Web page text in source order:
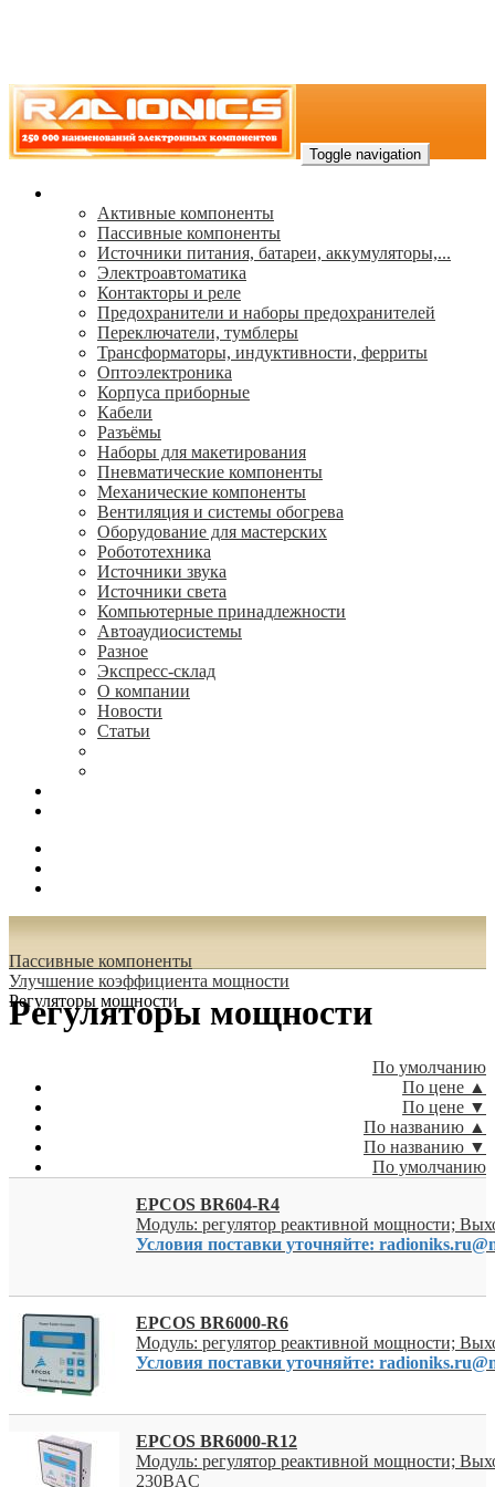
Toggle navigation
Активные компоненты
Пассивные компоненты
Источники питания, батареи, аккумуляторы,...
Электроавтоматика
Контакторы и реле
Предохранители и наборы предохранителей
Переключатели, тумблеры
Трансформаторы, индуктивности, ферриты
Oптоэлектроника
Корпуса приборные
Кабели
Разъёмы
Наборы для макетирования
Пневматические компоненты
Механические компоненты
Вентиляция и системы обогрева
Оборудование для мастерских
Робототехника
Источники звука
Источники света
Компьютерные принадлежности
Автоаудиосистемы
Разное
Экспресс-склад
О компании
Новости
Статьи
Пассивные компоненты
Улучшение коэффициента мощности
Регуляторы мощности
Регуляторы мощности
По умолчанию
По цене ▲
По цене ▼
По названию ▲
По названию ▼
По умолчанию
EPCOS BR604-R4
Модуль: регулятор реактивной мощности;
Условия поставки уточняйте:
EPCOS BR6000-R6
Модуль: регулятор реактивной мощности;
Условия поставки уточняйте:
EPCOS BR6000-R12
Модуль: регулятор реактивной мощности;
230ВAC